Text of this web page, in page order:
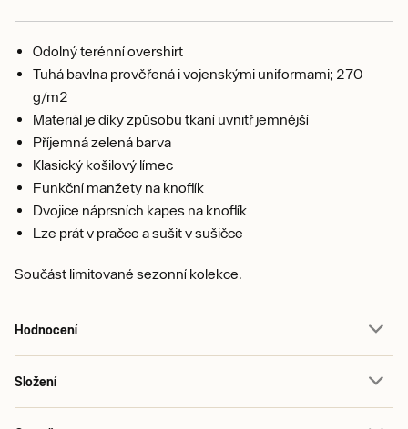
Odolný terénní overshirt
Tuhá bavlna prověřená i vojenskými uniformami; 270
g/m2
Materiál je díky způsobu tkaní uvnitř jemnější
Příjemná zelená barva
Klasický košilový límec
Funkční manžety na knoflík
Dvojice náprsních kapes na knoflík
Lze prát v pračce a sušit v sušičce
Součást limitované sezonní kolekce.
Hodnocení
Složení